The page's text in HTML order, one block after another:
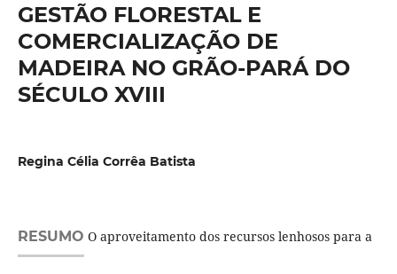
GESTÃO FLORESTAL E
COMERCIALIZAÇÃO DE
MADEIRA NO GRÃO-PARÁ DO
SÉCULO XVIII
Regina Célia Corrêa Batista
RESUMO O aproveitamento dos recursos lenhosos para a